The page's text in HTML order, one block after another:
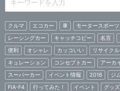
クルマ エコカー 車 モータースポーツ
レーシングカー
キャッチコピー 名言
便利
オシャレ カッコいい リサイクル
キュレーション
コンセプトカー アーカ
スーパーカー
イベント情報 2016 ジ
FIA-F4
行ってみた！ イベント グッズ